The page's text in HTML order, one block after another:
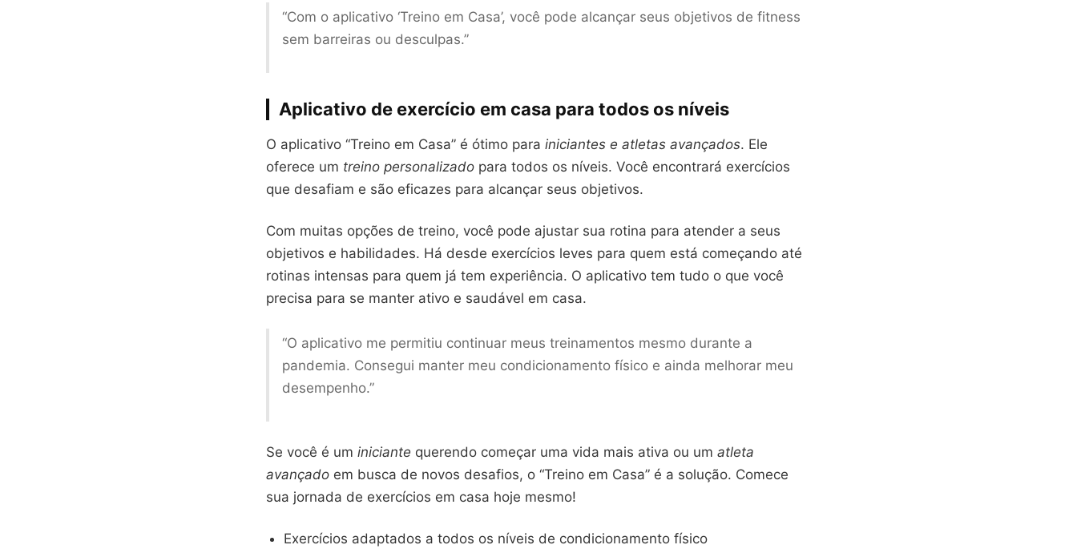
“Com o aplicativo ‘Treino em Casa’, você pode alcançar seus objetivos de fitness
sem barreiras ou desculpas.”
Aplicativo de exercício em casa para todos os níveis
O aplicativo “Treino em Casa” é ótimo para iniciantes e atletas avançados. Ele
oferece um treino personalizado para todos os níveis. Você encontrará exercícios
que desafiam e são eficazes para alcançar seus objetivos.
Com muitas opções de treino, você pode ajustar sua rotina para atender a seus
objetivos e habilidades. Há desde exercícios leves para quem está começando até
rotinas intensas para quem já tem experiência. O aplicativo tem tudo o que você
precisa para se manter ativo e saudável em casa.
“O aplicativo me permitiu continuar meus treinamentos mesmo durante a
pandemia. Consegui manter meu condicionamento físico e ainda melhorar meu
desempenho.”
Se você é um iniciante querendo começar uma vida mais ativa ou um atleta
avançado em busca de novos desafios, o “Treino em Casa” é a solução. Comece
sua jornada de exercícios em casa hoje mesmo!
Exercícios adaptados a todos os níveis de condicionamento físico